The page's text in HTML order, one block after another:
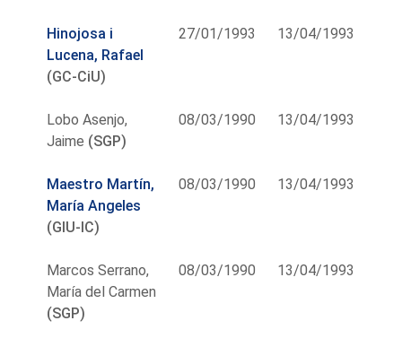
Hinojosa i
Lucena, Rafael
(GC-CiU)
27/01/1993 13/04/1993
Lobo Asenjo,
Jaime (SGP)
08/03/1990 13/04/1993
Maestro Martín,
María Angeles
(GIU-IC)
08/03/1990 13/04/1993
Marcos Serrano,
María del Carmen
(SGP)
08/03/1990 13/04/1993